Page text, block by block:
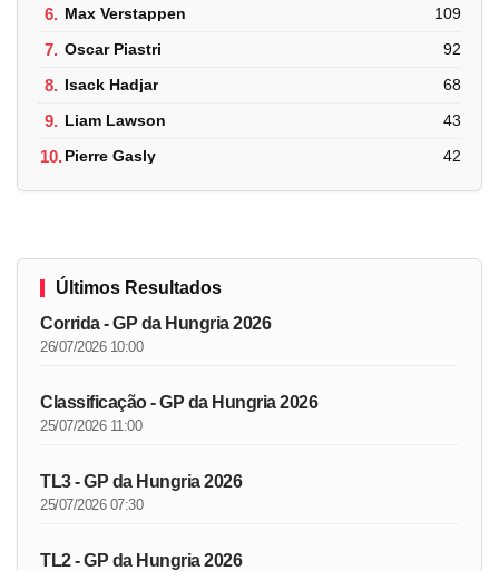
6. Max Verstappen 109
7. Oscar Piastri 92
8. Isack Hadjar 68
9. Liam Lawson 43
10.Pierre Gasly 42
Últimos Resultados
Corrida - GP da Hungria 2026
26/07/2026 10:00
Classificação - GP da Hungria 2026
25/07/2026 11:00
TL3 - GP da Hungria 2026
25/07/2026 07:30
TL2 - GP da Hungria 2026